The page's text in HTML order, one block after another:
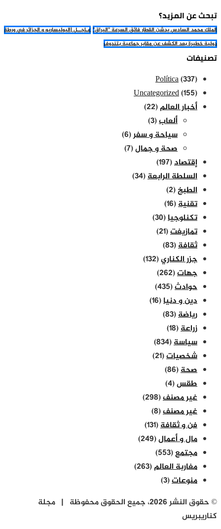
تبحث عن المزيد؟
الملك محمد السادس يدشن القطار فائق السرعة "البراق" عـاجــل |البوليساريو و الجزائر في ورطة
دولية خطيرة بعد الكشف عن مقابر جماعية بتندوف
تصنيفات
Política(337)
Uncategorized(155)
أخبار العالم(22)
ألعاب(3)
سياحة و سفر(6)
صحة و جمال(7)
إقتصاد(197)
السلطة الرابعة(34)
الطبخ(2)
تقنية(16)
تكنلوجيا(30)
تمازيغت(21)
ثقافة(83)
جزر الكناري(132)
جهات(262)
حوادث(435)
دين و دنيا(16)
رياضة(83)
زراعة(18)
سياسة(834)
شخصيات(21)
صحة(86)
طقس(4)
غير مصنف(298)
غير مصنف(8)
فن و ثقافة(131)
مال و أعمال(249)
مجتمع(553)
مغاربة العالم(263)
منوعات(3)
© حقوق النشر 2026، جميع الحقوق محفوظة | مجلة
كناريبريس